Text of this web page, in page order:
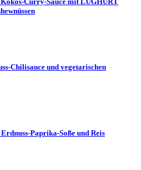
Chilisauce und vegetarischen
Paprika-Soße und Reis